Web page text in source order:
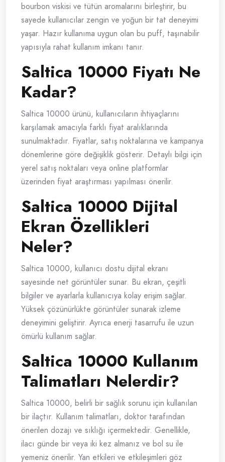
bourbon viskisi ve tütün aromalarını birleştirir, bu
sayede kullanıcılar zengin ve yoğun bir tat deneyimi
yaşar. Hazır kullanıma uygun olan bu puff, taşınabilir
yapısıyla rahat kullanım imkanı tanır.
Saltica 10000 Fiyatı Ne
Kadar?
Saltica 10000 ürünü, kullanıcıların ihtiyaçlarını
karşılamak amacıyla farklı fiyat aralıklarında
sunulmaktadır. Fiyatlar, satış noktalarına ve kampanya
dönemlerine göre değişiklik gösterir. Detaylı bilgi için
yerel satış noktaları veya online platformlar
üzerinden fiyat araştırması yapılması önerilir.
Saltica 10000 Dijital
Ekran Özellikleri
Neler?
Saltica 10000, kullanıcı dostu dijital ekranı
sayesinde net görüntüler sunar. Bu ekran, çeşitli
bilgiler ve ayarlarla kullanıcıya kolay erişim sağlar.
Yüksek çözünürlükte görüntüler sunarak izleme
deneyimini geliştirir. Ayrıca enerji tasarrufu ile uzun
ömürlü kullanım sağlar.
Saltica 10000 Kullanım
Talimatları Nelerdir?
Saltica 10000, belirli bir sağlık sorunu için kullanılan
bir ilaçtır. Kullanım talimatları, doktor tarafından
önerilen dozajı ve sıklığı içermektedir. Genellikle,
ilacı günde bir veya iki kez almanız ve bol su ile
yemeniz önerilir. Yan etkileri ve etkileşimleri göz